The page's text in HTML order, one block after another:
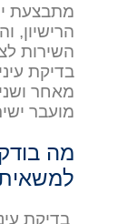
מתבצעת
הרישיון,
השירות
בדיקת
מאחר
מועבר
מה